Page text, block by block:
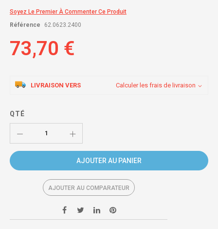
of
images
Soyez Le Premier À Commenter Ce Produit
Référence
62.0623.2400
73,70 €
LIVRAISON VERS Calculer les frais de livraison
QTÉ
AJOUTER AU PANIER
AJOUTER AU COMPARATEUR